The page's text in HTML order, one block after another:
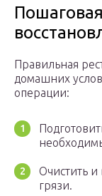
Правильная
домашних
операции:
Очистить
грязи.